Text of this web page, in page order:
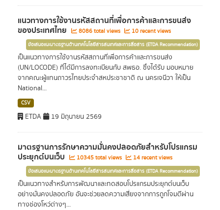
แนวทางการใช้งานรหัสสถานที่เพื่อการค้าและการขนส่ง
ของประเทศไทย 8086 total views 10 recent views
ข้อเสนอแนะมาตรฐานด้านเทคโนโลยีสารสนเทศและการสื่อสาร (ETDA Recommendation)
เป็นแนวทางการใช้งานรหัสสถานที่เพื่อการค้าและการขนส่ง
(UN/LOCODE) ที่ได้มีการลงทะเบียนกับ สพธอ. ซึ่งได้รับ มอบหมาย
จากคณะผู้แทนถาวรไทยประจำสหประชาชาติ ณ นครเจนีวา ให้เป็น
National...
CSV
ETDA 19 มิถุนายน 2569
มาตรฐานการรักษาความมั่นคงปลอดภัยสำหรับโปรแกรม
ประยุกต์บนเว็บ 10345 total views 14 recent views
ข้อเสนอแนะมาตรฐานด้านเทคโนโลยีสารสนเทศและการสื่อสาร (ETDA Recommendation)
เป็นแนวทางสำหรับการพัฒนาและทดสอบโปรแกรมประยุกต์บนเว็บ
อย่างมั่นคงปลอดภัย อันจะช่วยลดความเสี่ยงจากการถูกโจมตีผ่าน
ทางช่องโหว่ต่างๆ...